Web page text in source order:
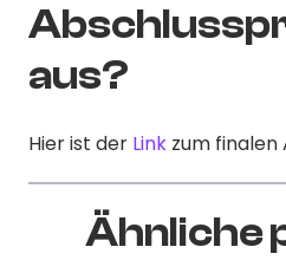
aus?
Hier ist der Link zum finalen
Ähnliche